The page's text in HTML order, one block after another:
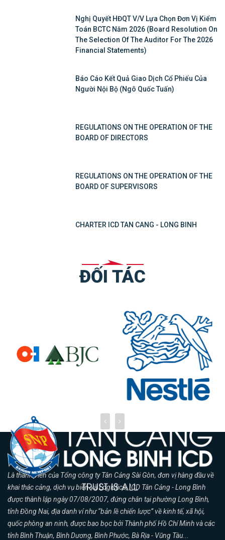
Nghị Quyết HĐQT V/v Lựa Chọn Đơn Vị Kiểm
Toán BCTC Năm 2026 (Board Resolution On
The Selection Of The Auditor For The 2026
Financial Statements)
Báo Cáo Kết Quả Giao Dịch Cổ Phiếu Của
Người Nội Bộ (Ngô Quốc Tuấn)
REGULATIONS ON THE OPERATION OF THE
BOARD OF DIRECTORS
REGULATIONS ON THE OPERATION OF THE
BOARD OF SUPERVISORS
CHARTER ICD TAN CANG - LONG BINH
ĐỐI TÁC
Là thành viên của Tổng công ty Tân Cảng Sài Gòn, đơn vị hàng đầu về
khai thác cảng, dịch vụ biển và Logistics, ICD Tân Cảng - Long Bình
được thành lập ngày 07/08/2007, đứng chân tại phường Long Bình,
tỉnh Đồng Nai, địa danh ví như “bản lề chiến lược” về kinh tế, xã hội,
quốc phòng an ninh, được bao bọc bởi Thành phố Hồ Chí Minh và các
tỉnh Bình Thuận, Bình Dương, Bình Phước, Bà Rịa - Vũng Tàu...